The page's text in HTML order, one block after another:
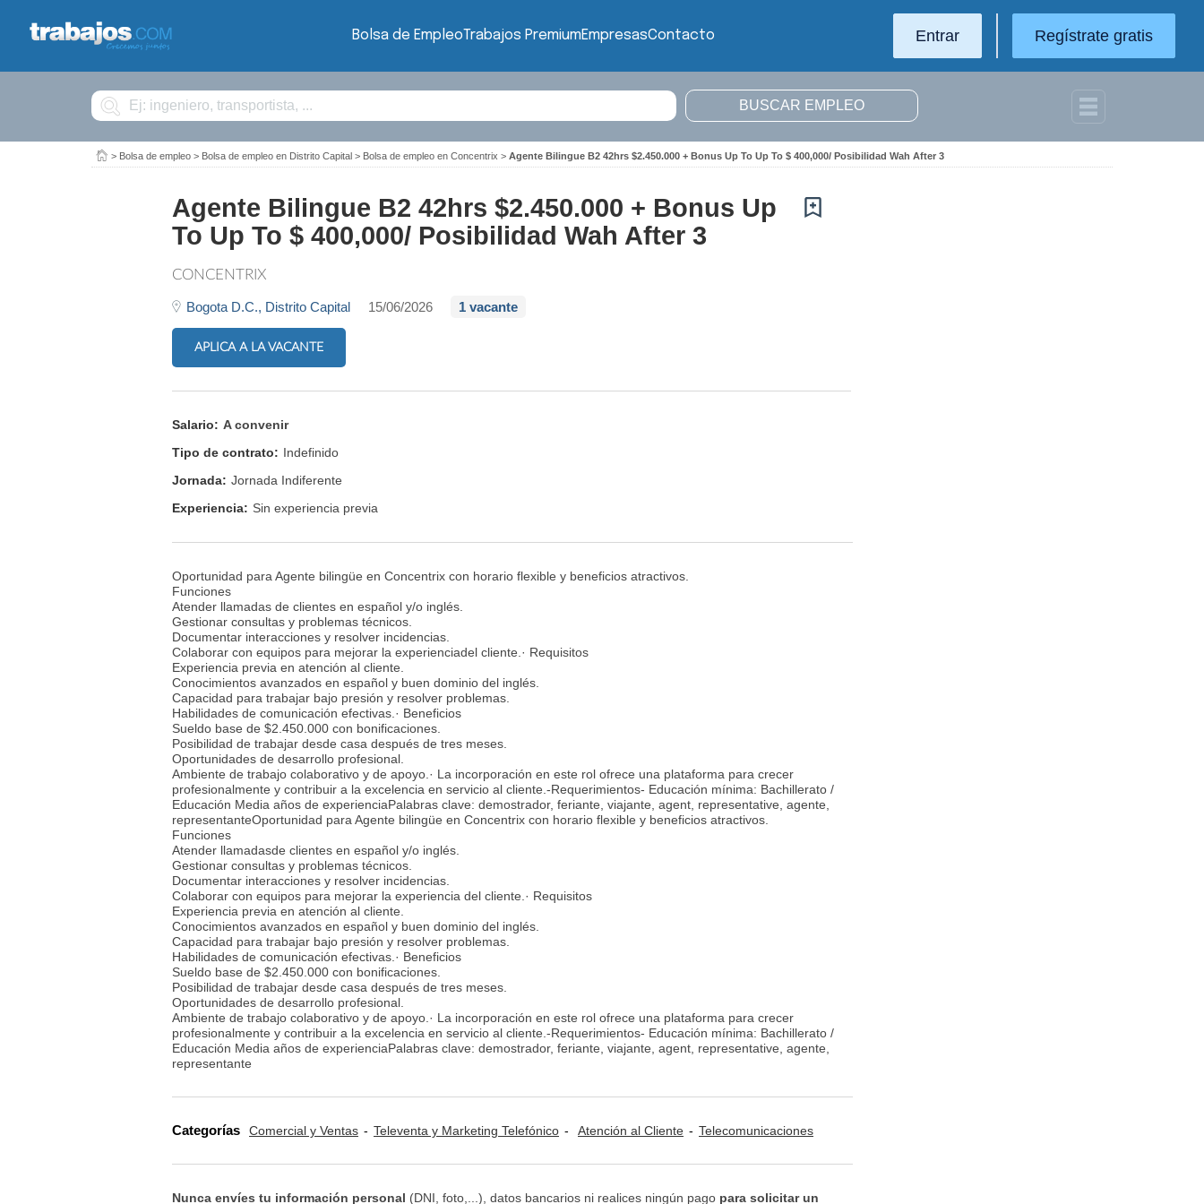
Bolsa de EmpleoTrabajos PremiumEmpresasContacto Entrar Regístrate gratis
Buscar
> Bolsa de empleo > Bolsa de empleo en Distrito Capital > Bolsa de empleo en Concentrix > Agente Bilingue B2 42hrs $2.450.000 + Bonus Up To Up To $ 400,000/ Posibilidad Wah After 3
Agente Bilingue B2 42hrs $2.450.000 + Bonus Up
To Up To $ 400,000/ Posibilidad Wah After 3
CONCENTRIX
Bogota D.C., Distrito Capital 15/06/2026 1 vacante
APLICA A LA VACANTE
Salario: A convenir
Tipo de contrato: Indefinido
Jornada: Jornada Indiferente
Experiencia: Sin experiencia previa
Oportunidad para Agente bilingüe en Concentrix con horario flexible y beneficios atractivos.
Funciones
Atender llamadas de clientes en español y/o inglés.
Gestionar consultas y problemas técnicos.
Documentar interacciones y resolver incidencias.
Colaborar con equipos para mejorar la experienciadel cliente.· Requisitos
Experiencia previa en atención al cliente.
Conocimientos avanzados en español y buen dominio del inglés.
Capacidad para trabajar bajo presión y resolver problemas.
Habilidades de comunicación efectivas.· Beneficios
Sueldo base de $2.450.000 con bonificaciones.
Posibilidad de trabajar desde casa después de tres meses.
Oportunidades de desarrollo profesional.
Ambiente de trabajo colaborativo y de apoyo.· La incorporación en este rol ofrece una plataforma para crecer
profesionalmente y contribuir a la excelencia en servicio al cliente.-Requerimientos- Educación mínima: Bachillerato /
Educación Media años de experienciaPalabras clave: demostrador, feriante, viajante, agent, representative, agente,
representanteOportunidad para Agente bilingüe en Concentrix con horario flexible y beneficios atractivos.
Funciones
Atender llamadasde clientes en español y/o inglés.
Gestionar consultas y problemas técnicos.
Documentar interacciones y resolver incidencias.
Colaborar con equipos para mejorar la experiencia del cliente.· Requisitos
Experiencia previa en atención al cliente.
Conocimientos avanzados en español y buen dominio del inglés.
Capacidad para trabajar bajo presión y resolver problemas.
Habilidades de comunicación efectivas.· Beneficios
Sueldo base de $2.450.000 con bonificaciones.
Posibilidad de trabajar desde casa después de tres meses.
Oportunidades de desarrollo profesional.
Ambiente de trabajo colaborativo y de apoyo.· La incorporación en este rol ofrece una plataforma para crecer
profesionalmente y contribuir a la excelencia en servicio al cliente.-Requerimientos- Educación mínima: Bachillerato /
Educación Media años de experienciaPalabras clave: demostrador, feriante, viajante, agent, representative, agente,
representante
Categorías Comercial y Ventas Televenta y Marketing Telefónico Atención al Cliente Telecomunicaciones
Nunca envíes tu información personal (DNI, foto,...), datos bancarios ni realices ningún pago para solicitar un